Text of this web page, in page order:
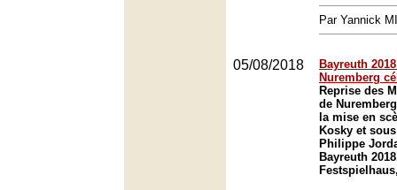
Par Yannick
05/08/2018
Bayreuth
Nuremberg
Reprise des
de
la mise en
Kosky et
Philippe
Bayreuth